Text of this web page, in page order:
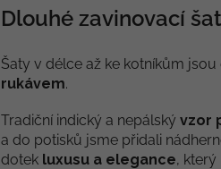
Dlouhé zavinovací
Šaty v délce až ke kotníkům
rukávem.
Tradiční indický a nepálský vzor
a do potisků jsme přidali
dotek luxusu a elegance, který